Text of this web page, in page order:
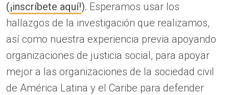
(¡inscríbete aquí!). Esperamos usar los
hallazgos de la investigación que realizamos,
así como nuestra experiencia previa apoyando
organizaciones de justicia social, para apoyar
mejor a las organizaciones de la sociedad civil
de América Latina y el Caribe para defender